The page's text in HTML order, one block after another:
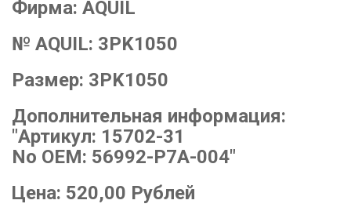
Фирма: AQUIL
№ AQUIL: 3PK1050
Размер: 3PK1050
Дополнительная информация:
"Артикул: 15702-31
No OEM: 56992-P7A-004"
Цена: 520,00 Рублей